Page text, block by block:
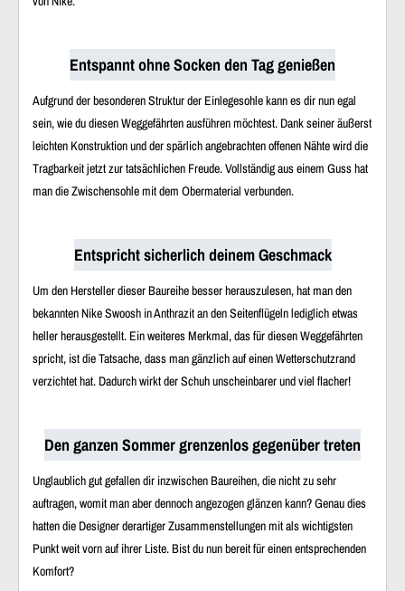
Entspannt ohne Socken den Tag genießen
Aufgrund der besonderen Struktur der Einlegesohle kann es dir nun egal
sein, wie du diesen Weggefährten ausführen möchtest. Dank seiner äußerst
leichten Konstruktion und der spärlich angebrachten offenen Nähte wird die
Tragbarkeit jetzt zur tatsächlichen Freude. Vollständig aus einem Guss hat
man die Zwischensohle mit dem Obermaterial verbunden.
Entspricht sicherlich deinem Geschmack
Um den Hersteller dieser Baureihe besser herauszulesen, hat man den
bekannten Nike Swoosh in Anthrazit an den Seitenflügeln lediglich etwas
heller herausgestellt. Ein weiteres Merkmal, das für diesen Weggefährten
spricht, ist die Tatsache, dass man gänzlich auf einen Wetterschutzrand
verzichtet hat. Dadurch wirkt der Schuh unscheinbarer und viel flacher!
Den ganzen Sommer grenzenlos gegenüber treten
Unglaublich gut gefallen dir inzwischen Baureihen, die nicht zu sehr
auftragen, womit man aber dennoch angezogen glänzen kann? Genau dies
hatten die Designer derartiger Zusammenstellungen mit als wichtigsten
Punkt weit vorn auf ihrer Liste. Bist du nun bereit für einen entsprechenden
Komfort?